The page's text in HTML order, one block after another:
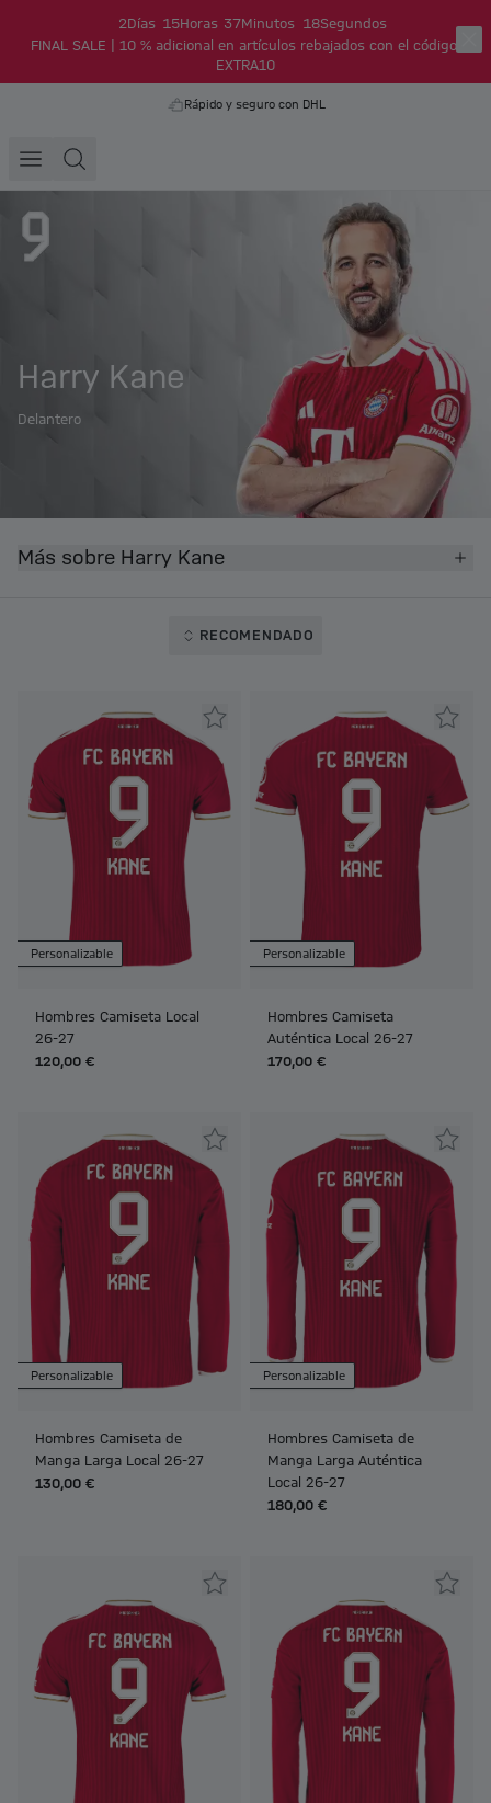
2Días 15Horas 37Minutos 18Segundos
FINAL SALE | 10 % adicional en artículos rebajados con el código:
EXTRA10
Rápido y seguro con DHL
Harry Kane
Delantero
Más sobre Harry Kane
RECOMENDADO
Personalizable
Hombres Camiseta Local
26-27
120,00 €
Personalizable
Hombres Camiseta
Auténtica Local 26-27
170,00 €
Personalizable
Hombres Camiseta de
Manga Larga Local 26-27
130,00 €
Personalizable
Hombres Camiseta de
Manga Larga Auténtica
Local 26-27
180,00 €